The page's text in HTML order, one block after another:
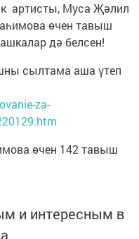
артисты, Муса Җәлил
өчен тавыш
дә белсен!
сылтама аша үтеп
za-
өчен 142 тавыш
и интересным в